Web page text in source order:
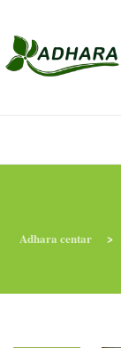
PROGRAMI
Adhara centar >